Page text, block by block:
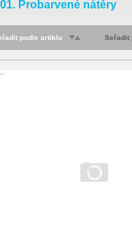
01. Probarvené nátěry
podle artiklu Seřadit